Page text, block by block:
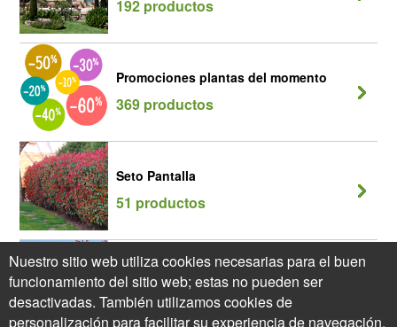
192 productos
Promociones plantas del momento
369 productos
Seto Pantalla
51 productos
Seto Perenne
39 productos
Nuestro sitio web utiliza cookies necesarias para el buen
funcionamiento del sitio web; estas no pueden ser
desactivadas. También utilizamos cookies de
personalización para facilitar su experiencia de navegación,